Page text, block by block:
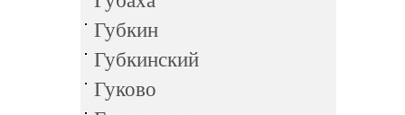
Губкин
Губкинский
Гуково